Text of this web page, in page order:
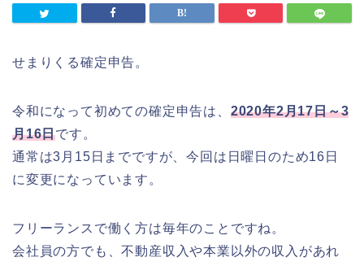
せまりくる確定申告。
令和になって初めての確定申告は、 2020年2月17日～3
月16日です。
通常は3月15日までですが、今回は日曜日のため16日
に変更になっています。
フリーランスで働く方は毎年のことですね。
会社員の方でも、不動産収入や本業以外の収入があれ